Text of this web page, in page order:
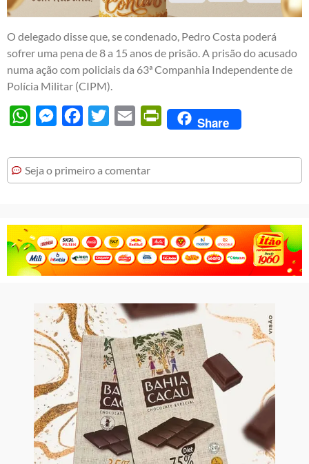
O delegado disse que, se condenado, Pedro Costa poderá
sofrer uma pena de 8 a 15 anos de prisão. A prisão do acusado
numa ação com policiais da 63ª Companhia Independente de
Polícia Militar (CIPM).
WhatsAppMessengerFacebook
Twitter Email PrintFriendly
Share
Seja o primeiro a comentar